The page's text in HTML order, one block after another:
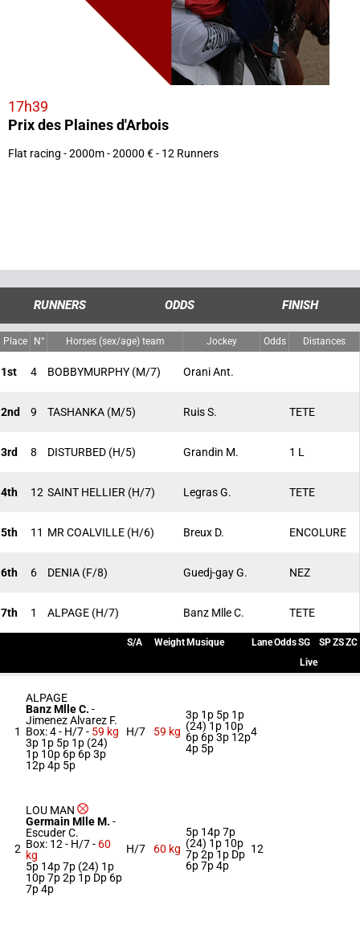
17h39
Prix des Plaines d'Arbois
Flat racing - 2000m - 20000 € - 12 Runners
RUNNERS ODDS FINISH
Place N° Horses (sex/age) team Jockey Odds Distances
1st 4 BOBBYMURPHY (M/7) Orani Ant.
2nd 9 TASHANKA (M/5) Ruis S. TETE
3rd 8 DISTURBED (H/5) Grandin M. 1 L
4th 12 SAINT HELLIER (H/7) Legras G. TETE
5th 11 MR COALVILLE (H/6) Breux D. ENCOLURE
6th 6 DENIA (F/8) Guedj-gay G. NEZ
7th 1 ALPAGE (H/7) Banz Mlle C. TETE
S/A Weight Musique LaneOddsSG SPZSZC
Live
1
ALPAGE
Banz Mlle C. -
Jimenez Alvarez F.
Box: 4 - H/7 - 59 kg
3p 1p 5p 1p (24)
1p 10p 6p 6p 3p
12p 4p 5p
H/7 59 kg
3p 1p 5p 1p
(24) 1p 10p
6p 6p 3p 12p
4p 5p
4
2
LOU MAN
Germain Mlle M. -
Escuder C.
Box: 12 - H/7 - 60
kg
5p 14p 7p (24) 1p
10p 7p 2p 1p Dp 6p
7p 4p
H/7 60 kg
5p 14p 7p
(24) 1p 10p
7p 2p 1p Dp
6p 7p 4p
12